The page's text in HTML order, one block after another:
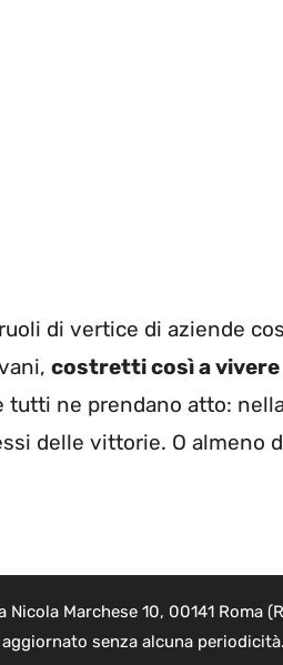
di vertice di aziende
costretti così a vivere
tutti ne prendano atto:
delle vittorie. O almeno
Marchese 10, 00141 Roma
senza alcuna